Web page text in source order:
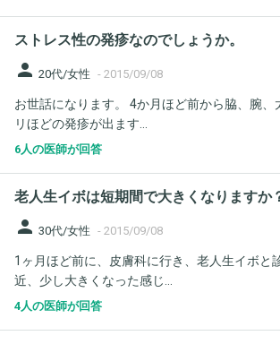
ストレス性の発疹なのでしょうか。
person 20代/女性 - 2015/09/08
お世話になります。 4か月ほど前から脇、腕、
リほどの発疹が出ます...
6人の医師が回答
老人生イボは短期間で大きくなりますか
person 30代/女性 - 2015/09/08
1ヶ月ほど前に、皮膚科に行き、老人生イボと
近、少し大きくなった感じ...
4人の医師が回答